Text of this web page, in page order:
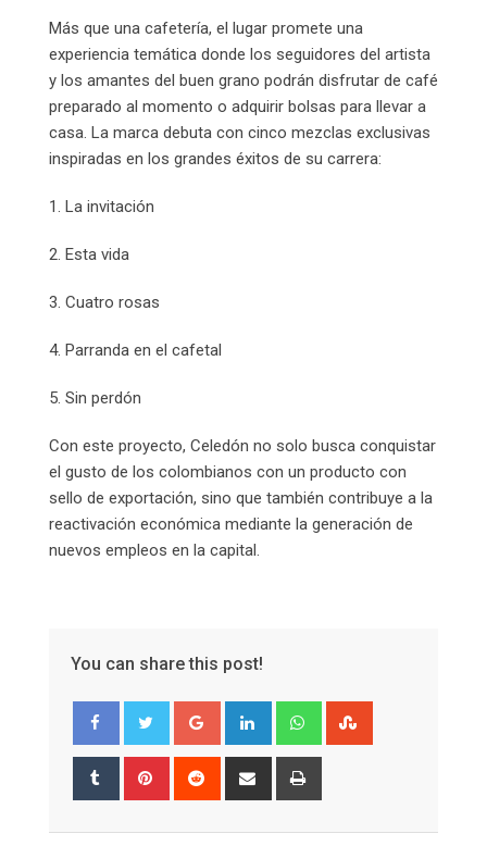
Más que una cafetería, el lugar promete una
experiencia temática donde los seguidores del artista
y los amantes del buen grano podrán disfrutar de café
preparado al momento o adquirir bolsas para llevar a
casa. La marca debuta con cinco mezclas exclusivas
inspiradas en los grandes éxitos de su carrera:
1. La invitación
2. Esta vida
3. Cuatro rosas
4. Parranda en el cafetal
5. Sin perdón
Con este proyecto, Celedón no solo busca conquistar
el gusto de los colombianos con un producto con
sello de exportación, sino que también contribuye a la
reactivación económica mediante la generación de
nuevos empleos en la capital.
You can share this post!
Google+ LinkedIn Whatsapp
Tumblr Pinterest Reddit
Share